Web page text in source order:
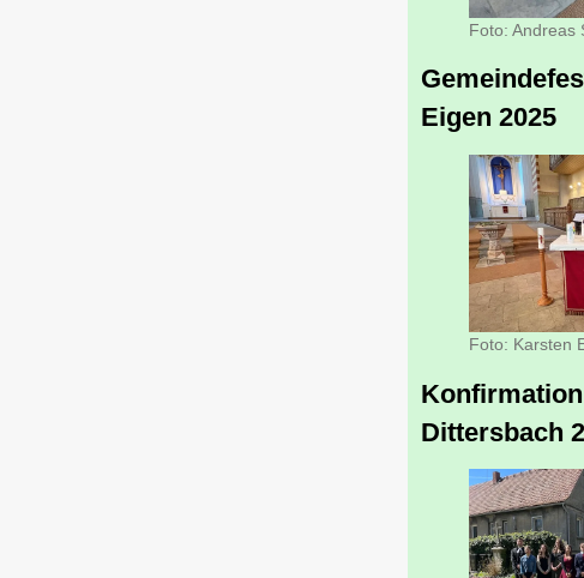
Foto: Andreas
Eigen 2025
Foto: Karsten
Dittersbach